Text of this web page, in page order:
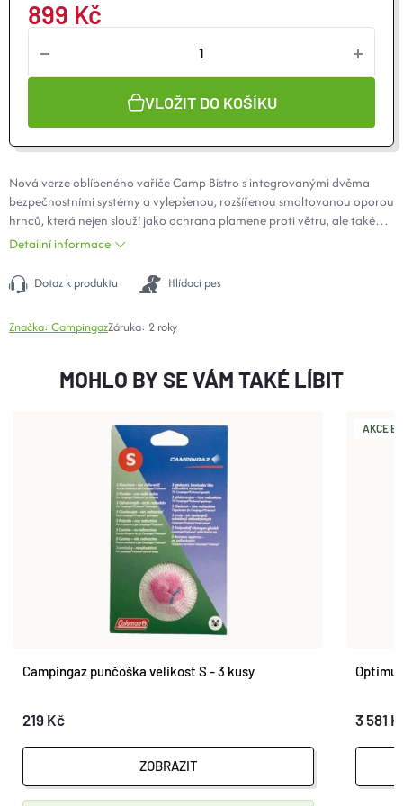
O nás
Moje objednávka
899 Kč
VLOŽIT DO KOŠÍKU
Nová verze oblíbeného vařiče Camp Bistro s integrovanými dvěma
bezpečnostními systémy a vylepšenou, rozšířenou smaltovanou oporou
hrnců, která nejen slouží jako ochrana plamene proti větru, ale také
zaručuje větší bezpečnost při používání. Výkon: 2200 W.
Detailní informace
Dotaz k produktu Hlídací pes
Značka: CampingazZáruka: 2 roky
MOHLO BY SE VÁM TAKÉ LÍBIT
Campingaz punčoška velikost S - 3 kusy
219 Kč
ZOBRAZIT
AKCE
3 581